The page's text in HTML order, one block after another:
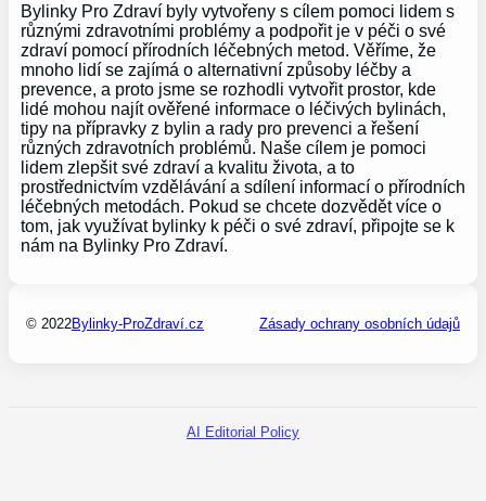
Bylinky Pro Zdraví byly vytvořeny s cílem pomoci lidem s
různými zdravotními problémy a podpořit je v péči o své
zdraví pomocí přírodních léčebných metod. Věříme, že
mnoho lidí se zajímá o alternativní způsoby léčby a
prevence, a proto jsme se rozhodli vytvořit prostor, kde
lidé mohou najít ověřené informace o léčivých bylinách,
tipy na přípravky z bylin a rady pro prevenci a řešení
různých zdravotních problémů. Naše cílem je pomoci
lidem zlepšit své zdraví a kvalitu života, a to
prostřednictvím vzdělávání a sdílení informací o přírodních
léčebných metodách. Pokud se chcete dozvědět více o
tom, jak využívat bylinky k péči o své zdraví, připojte se k
nám na Bylinky Pro Zdraví.
© 2022Bylinky-ProZdraví.cz Zásady ochrany osobních údajů
AI Editorial Policy